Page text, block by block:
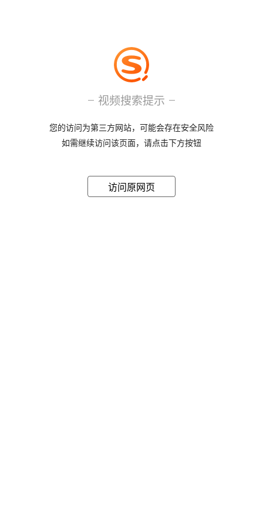
视频搜索提示
您的访问为第三方网站，可能会存在安全风险
如需继续访问该页面，请点击下方按钮
访问原网页